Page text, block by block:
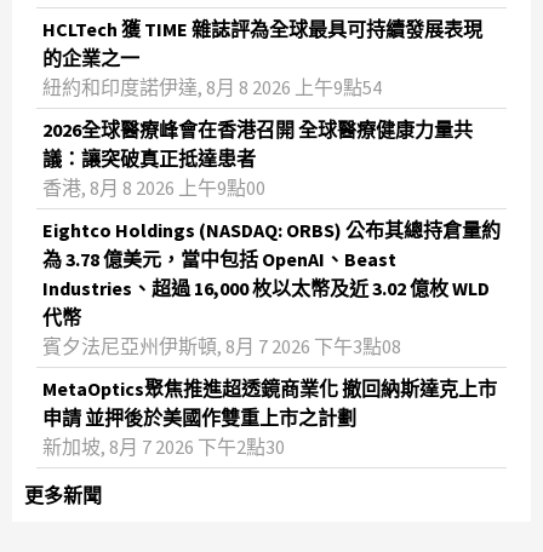
HCLTech 獲 TIME 雜誌評為全球最具可持續發展表現
的企業之一
紐約和印度諾伊達, 8月 8 2026 上午9點54
2026全球醫療峰會在香港召開 全球醫療健康力量共
議：讓突破真正抵達患者
香港, 8月 8 2026 上午9點00
Eightco Holdings (NASDAQ: ORBS) 公布其總持倉量約
為 3.78 億美元，當中包括 OpenAI、Beast
Industries、超過 16,000 枚以太幣及近 3.02 億枚 WLD
代幣
賓夕法尼亞州伊斯頓, 8月 7 2026 下午3點08
MetaOptics聚焦推進超透鏡商業化 撤回納斯達克上市
申請 並押後於美國作雙重上市之計劃
新加坡, 8月 7 2026 下午2點30
更多新聞